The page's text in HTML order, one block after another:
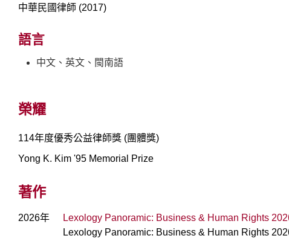
中華民國律師 (2017)
語言
中文、英文、閩南語
榮耀
114年度優秀公益律師獎 (團體獎)
Yong K. Kim '95 Memorial Prize
著作
2026年
Lexology Panoramic: Business & Human Rights
Lexology Panoramic: Business & Human Rights